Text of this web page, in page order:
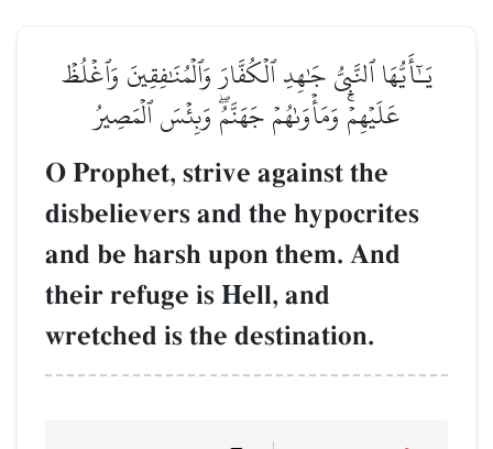
يَـٰٓأَيُّهَا ٱلنَّبِيُّ جَٰهِدِ ٱلۡكُفَّارَ وَٱلۡمُنَٰفِقِينَ وَٱغۡلُظۡ
عَلَيۡهِمۡۚ وَمَأۡوَىٰهُمۡ جَهَنَّمُۖ وَبِئۡسَ ٱلۡمَصِيرُ
O Prophet, strive against the
disbelievers and the hypocrites
and be harsh upon them. And
their refuge is Hell, and
wretched is the destination.